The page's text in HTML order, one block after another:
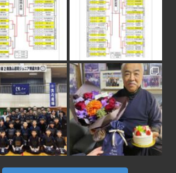
1月 30 1月 28